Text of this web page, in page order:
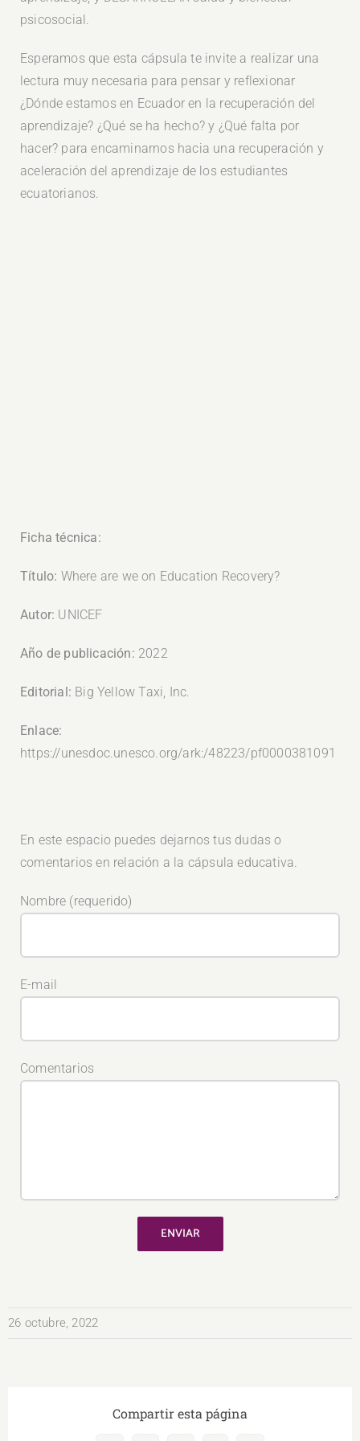
psicosocial.
Esperamos que esta cápsula te invite a realizar una
lectura muy necesaria para pensar y reflexionar
¿Dónde estamos en Ecuador en la recuperación del
aprendizaje? ¿Qué se ha hecho? y ¿Qué falta por
hacer? para encaminarnos hacia una recuperación y
aceleración del aprendizaje de los estudiantes
ecuatorianos.
Ficha técnica:
Título: Where are we on Education Recovery?
Autor: UNICEF
Año de publicación: 2022
Editorial: Big Yellow Taxi, Inc.
Enlace:
https://unesdoc.unesco.org/ark:/48223/pf0000381091
En este espacio puedes dejarnos tus dudas o
comentarios en relación a la cápsula educativa.
Nombre (requerido)
E-mail
Comentarios
26 octubre, 2022
Compartir esta página